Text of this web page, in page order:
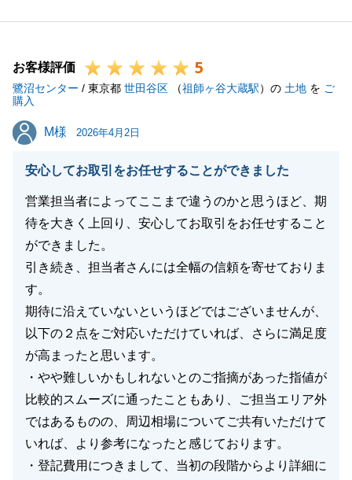
少しでもスムーズなお取引のお役に立てておりました
お客様評価 5
鷺沼センター / 東京都 世田谷区 （祖師ヶ谷大蔵駅）の 土地 を ご
購入
M様
M様 2026年4月2日
安心してお取引をお任せすることができました
営業担当者によってここまで違うのかと思うほど、期
待を大きく上回り、安心してお取引をお任せすること
ができました。
引き続き、担当者さんには全幅の信頼を寄せておりま
す。
期待に沿えていないというほどではございませんが、
以下の２点をご対応いただけていれば、さらに満足度
が高まったと思います。
・やや難しいかもしれないとのご指摘があった指値が
比較的スムーズに通ったこともあり、ご担当エリア外
ではあるものの、周辺相場についてご共有いただけて
いれば、より参考になったと感じております。
・登記費用につきまして、当初の段階からより詳細に